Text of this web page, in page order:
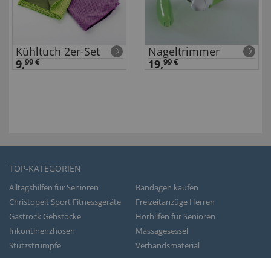
Kühltuch 2er-Set
9,99 €
Nageltrimmer
19,99 €
TOP-KATEGORIEN
Alltagshilfen für Senioren
Bandagen kaufen
Christopeit Sport Fitnessgeräte
Freizeitanzüge Herren
Gastrock Gehstöcke
Hörhilfen für Senioren
Inkontinenzhosen
Massagesessel
Stützstrümpfe
Verbandsmaterial